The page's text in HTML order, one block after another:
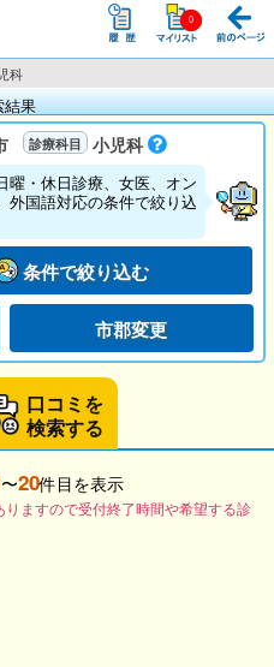
科
結果
小児科
曜・休日診療、女医、オン
外国語対応の条件で絞り込
条件で絞り込む
市郡変更
口コミを
検索する
〜20件目を表示
ますので受付終了時間や希望する診